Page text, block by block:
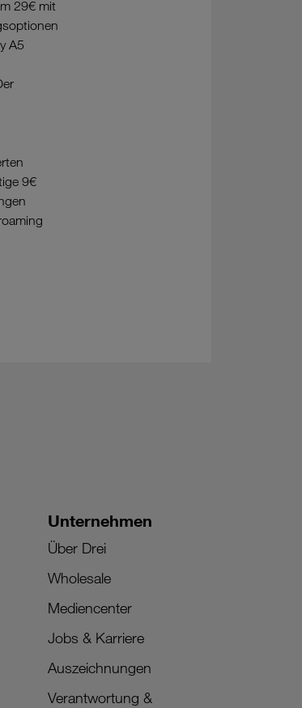
29€ mit
A5
9€
Unternehmen
Über Drei
Wholesale
Mediencenter
Jobs & Karriere
Auszeichnungen
Verantwortung &